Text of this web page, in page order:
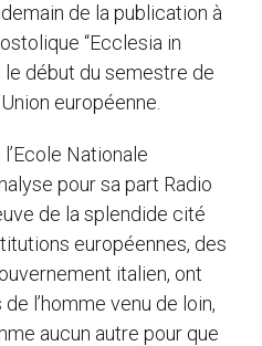
de la publication à
“Ecclesia in
le début du semestre de
européenne.
Nationale
pour sa part Radio
de la splendide cité
européennes, des
italien, ont
l’homme venu de loin,
aucun autre pour que